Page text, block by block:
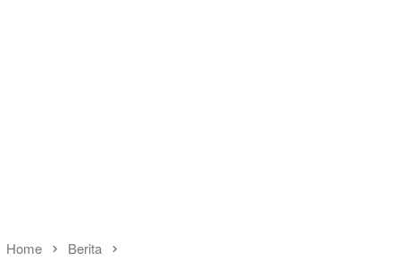
Home Berita